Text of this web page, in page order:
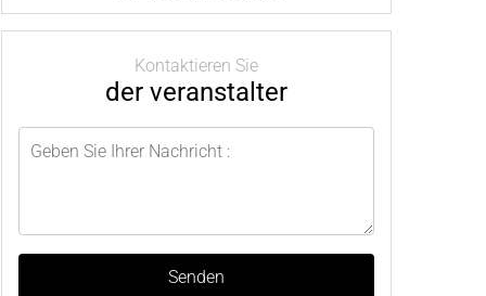
Kontaktieren Sie
der veranstalter
Senden